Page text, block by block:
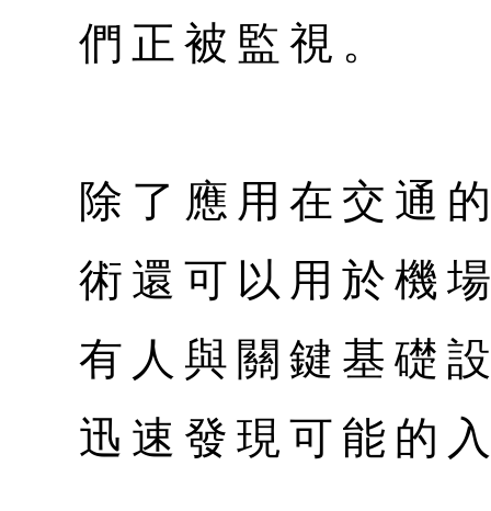
們正被監視。
除了應用在交通
術還可以用於機
有人與關鍵基礎
迅速發現可能的